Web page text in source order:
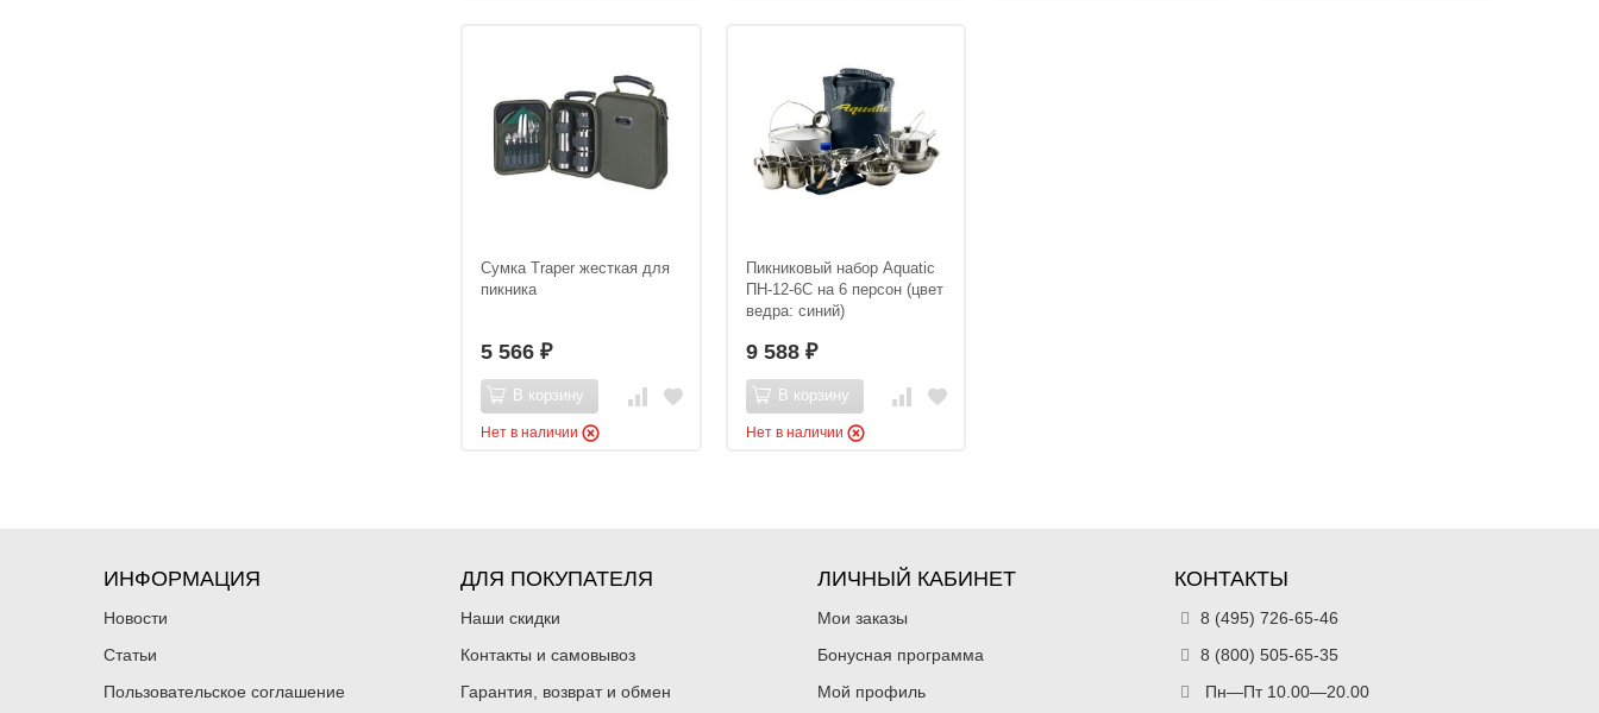
Сумка Traper жесткая для
пикника
5 566 ₽
В корзину
Нет в наличии
Пикниковый набор Aquatic
ПН-12-6С на 6 персон (цвет
ведра: синий)
9 588 ₽
В корзину
Нет в наличии
ИНФОРМАЦИЯ
Новости
Статьи
Пользовательское соглашение
ДЛЯ ПОКУПАТЕЛЯ
Наши скидки
Контакты и самовывоз
Гарантия, возврат и обмен
ЛИЧНЫЙ КАБИНЕТ
Мои заказы
Бонусная программа
Мой профиль
КОНТАКТЫ
8 (495) 726-65-46
8 (800) 505-65-35
Пн—Пт 10.00—20.00